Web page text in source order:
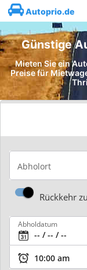
Autoprio.de
Günstige
Mieten Sie ein
Preise für
Abholort
Rückkehr
Abholdatum